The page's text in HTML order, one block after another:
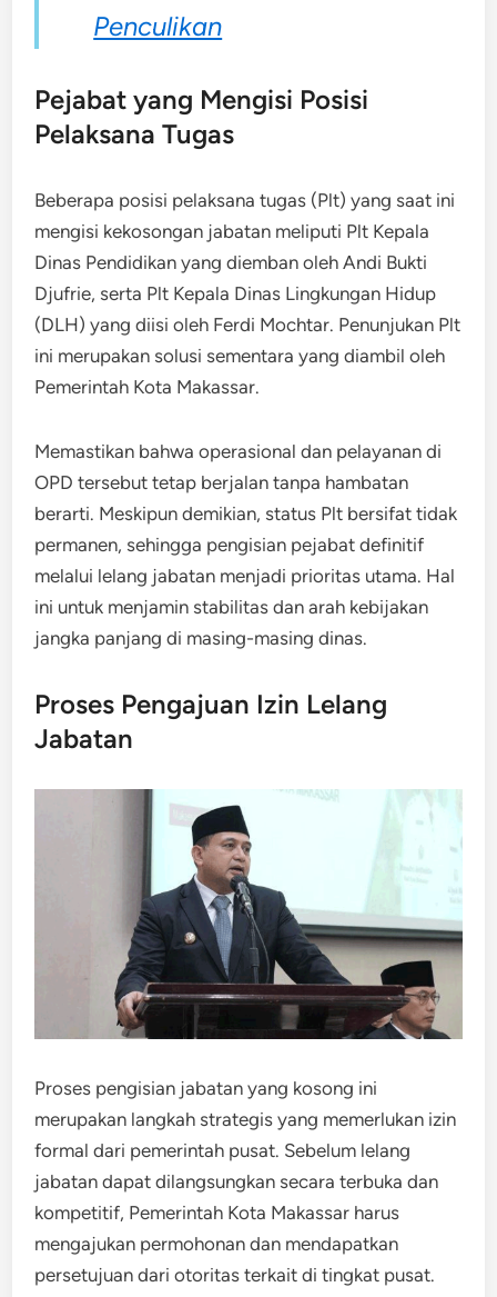
Penculikan
Pejabat yang Mengisi Posisi
Pelaksana Tugas
Beberapa posisi pelaksana tugas (Plt) yang saat ini
mengisi kekosongan jabatan meliputi Plt Kepala
Dinas Pendidikan yang diemban oleh Andi Bukti
Djufrie, serta Plt Kepala Dinas Lingkungan Hidup
(DLH) yang diisi oleh Ferdi Mochtar. Penunjukan Plt
ini merupakan solusi sementara yang diambil oleh
Pemerintah Kota Makassar.
Memastikan bahwa operasional dan pelayanan di
OPD tersebut tetap berjalan tanpa hambatan
berarti. Meskipun demikian, status Plt bersifat tidak
permanen, sehingga pengisian pejabat definitif
melalui lelang jabatan menjadi prioritas utama. Hal
ini untuk menjamin stabilitas dan arah kebijakan
jangka panjang di masing-masing dinas.
Proses Pengajuan Izin Lelang
Jabatan
Proses pengisian jabatan yang kosong ini
merupakan langkah strategis yang memerlukan izin
formal dari pemerintah pusat. Sebelum lelang
jabatan dapat dilangsungkan secara terbuka dan
kompetitif, Pemerintah Kota Makassar harus
mengajukan permohonan dan mendapatkan
persetujuan dari otoritas terkait di tingkat pusat.